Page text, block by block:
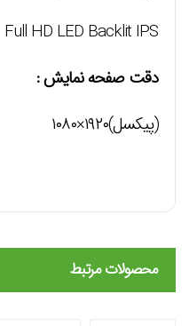
Full HD LED Backlit IPS
دقت صفحه نمايش :
(پیکسل)۱۹۲۰×۱۰۸۰
محصولات مرتبط